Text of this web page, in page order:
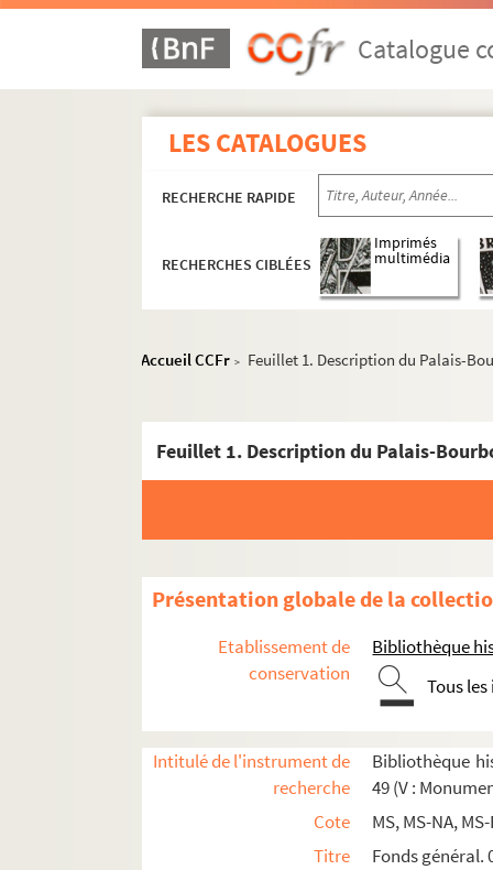
Catalogue
LES CATALOGUES
RECHERCHE RAPIDE
RECHERCHES CIBLÉES
Imprimés
multimédia
Accueil CCFr > Feuillet 1. Description du Palais-
Feuillet 1. Description du Palais-
Présentation globale de la
Etablissement de
conservation
Bibliothèque
Tous
Intitulé de l'instrument de
recherche
Bibliothèque
49 (V :
Cote
MS, MS-NA,
Titre
Fonds général.
Section A : séries 42 à 45, Monuments publics
Série 42, Les monuments de Paris en
4-MS-3420. Ensemble de documents
4-MS-3422. Recueil de procès-verbaux
2-MS-3423. Ensemble de documents
2-MS-3424. Correspondance et notes
2-MS-3425. Ensemble de rapports